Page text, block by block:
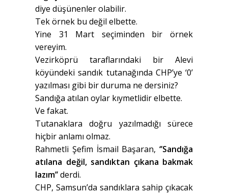
diye düşünenler olabilir.
Tek örnek bu değil elbette.
Yine 31 Mart seçiminden bir örnek
vereyim.
Vezirköprü taraflarındaki bir Alevi
köyündeki sandık tutanağında CHP’ye ‘0’
yazılması gibi bir duruma ne dersiniz?
Sandığa atılan oylar kıymetlidir elbette.
Ve fakat.
Tutanaklara doğru yazılmadığı sürece
hiçbir anlamı olmaz.
Rahmetli Şefim İsmail Başaran, ‘’Sandığa
atılana değil, sandıktan çıkana bakmak
lazım’’derdi.
CHP, Samsun’da sandıklara sahip çıkacak